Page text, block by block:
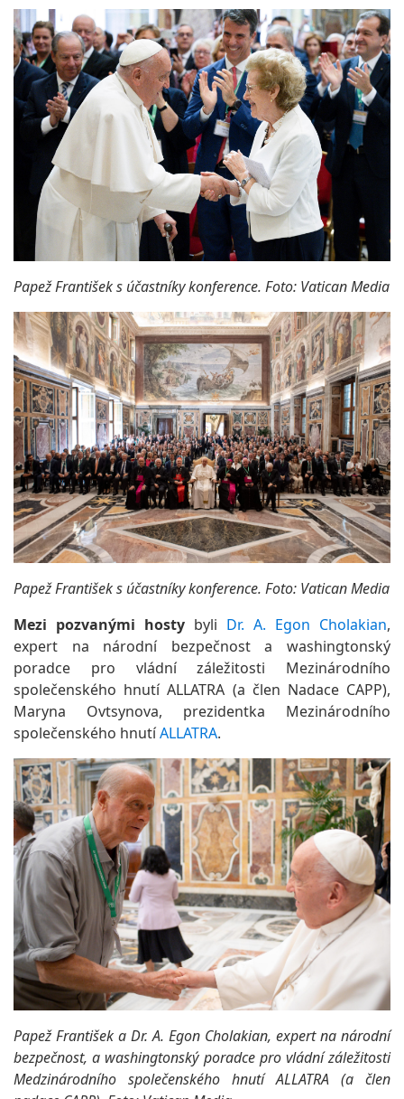
Papež František s účastníky konference. Foto: Vatican Media
Papež František s účastníky konference. Foto: Vatican Media
Mezi pozvanými hosty byli Dr. A. Egon Cholakian,
expert na národní bezpečnost a washingtonský
poradce pro vládní záležitosti Mezinárodního
společenského hnutí ALLATRA (a člen Nadace CAPP),
Maryna Ovtsynova, prezidentka Mezinárodního
společenského hnutíALLATRA.
Papež František a Dr. A. Egon Cholakian, expert na národní
bezpečnost, a washingtonský poradce pro vládní záležitosti
Medzinárodního společenského hnutí ALLATRA (a člen